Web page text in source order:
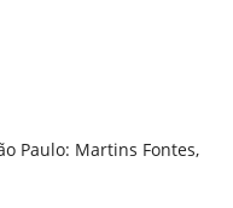
Paulo: Martins Fontes,